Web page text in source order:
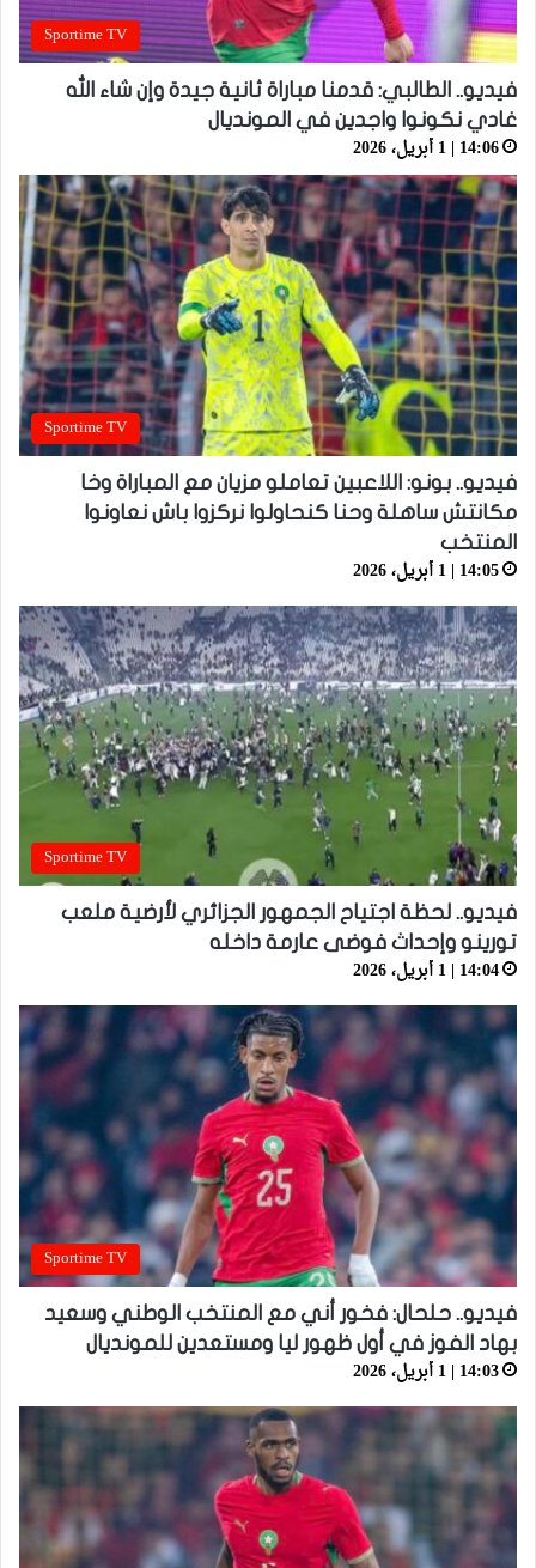
Sportime TV
فيديو.. الطالبي: قدمنا مباراة ثانية جيدة وإن شاء الله
غادي نكونوا واجدين في المونديال
14:06 | 1 أبريل، 2026
Sportime TV
فيديو.. بونو: اللاعبين تعاملو مزيان مع المباراة وخا
مكانتش ساهلة وحنا كنحاولوا نركزوا باش نعاونوا
المنتخب
14:05 | 1 أبريل، 2026
Sportime TV
فيديو.. لحظة اجتياح الجمهور الجزائري لأرضية ملعب
تورينو وإحداث فوضى عارمة داخله
14:04 | 1 أبريل، 2026
Sportime TV
فيديو.. حلحال: فخور أني مع المنتخب الوطني وسعيد
بهاد الفوز في أول ظهور ليا ومستعدين للمونديال
14:03 | 1 أبريل، 2026